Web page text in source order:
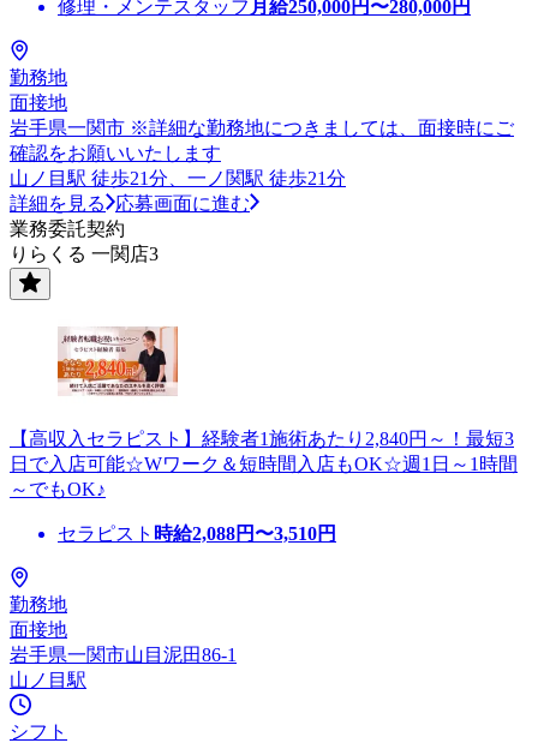
修理・メンテスタッフ 月給250,000円〜280,000円
勤務地
面接地
岩手県一関市 ※詳細な勤務地につきましては、面接時にご
確認をお願いいたします
山ノ目駅 徒歩21分、一ノ関駅 徒歩21分
詳細を見る
応募画面に進む
業務委託契約
りらくる 一関店3
【高収入セラピスト】経験者1施術あたり2,840円～！最短3
日で入店可能☆Wワーク＆短時間入店もOK☆週1日～1時間
～でもOK♪
セラピスト 時給2,088円〜3,510円
勤務地
面接地
岩手県一関市山目泥田86-1
山ノ目駅
シフト